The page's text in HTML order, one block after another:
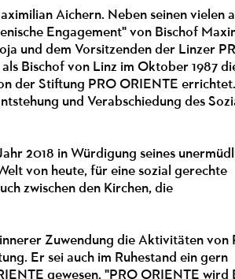
Aichern. Neben seinen vielen
Engagement" von Bischof
und dem Vorsitzenden der Linzer
Bischof von Linz im Oktober 1987
der Stiftung PRO ORIENTE
und Verabschiedung des
2018 in Würdigung seines
von heute, für eine sozial gerechte
zwischen den Kirchen, die
Zuwendung die Aktivitäten von
Er sei auch im Ruhestand ein gern
gewesen. "PRO ORIENTE wird